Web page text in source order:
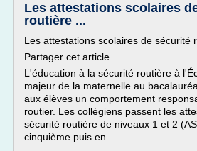
Les attestations scolaires
routière ...
Les attestations scolaires de sécurité
Partager cet article
L'éducation à la sécurité routière à
majeur de la maternelle au
aux élèves un comportement
routier. Les collégiens passent les
sécurité routière de niveaux 1 et 2
cinquième puis en...